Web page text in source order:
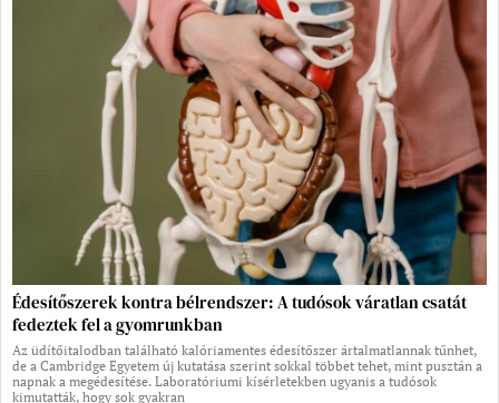
Édesítőszerek kontra bélrendszer: A tudósok váratlan csatát
fedeztek fel a gyomrunkban
Az üdítőitalodban található kalóriamentes édesítőszer ártalmatlannak tűnhet,
de a Cambridge Egyetem új kutatása szerint sokkal többet tehet, mint pusztán a
napnak a megédesítése. Laboratóriumi kísérletekben ugyanis a tudósok
kimutatták, hogy sok gyakran